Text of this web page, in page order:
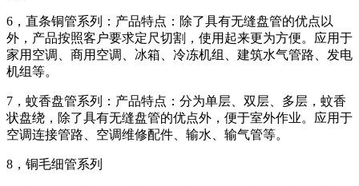
6，直条铜管系列：产品特点：除了具有无缝盘管的优点以
外，产品按照客户要求定尺切割，使用起来更为方便。应用于
家用空调、商用空调、冰箱、冷冻机组、建筑水气管路、发电
机组等。
7，蚊香盘管系列：产品特点：分为单层、双层、多层，蚊香
状盘绕，除了具有无缝盘管的优点外，便于室外作业。应用于
空调连接管路、空调维修配件、输水、输气管等。
8，铜毛细管系列